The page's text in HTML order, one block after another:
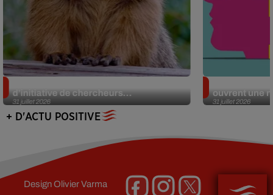
31 juillet 2026
d’initiative de chercheurs...
31 juillet 2026
ouvrent une
+ D'ACTU POSITIVE
DesignOlivier Varma